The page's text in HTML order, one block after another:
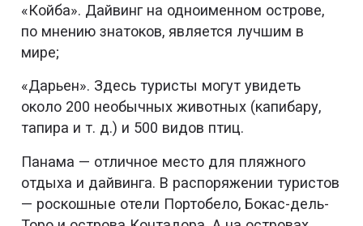
«Койба». Дайвинг на одноименном острове,
по мнению знатоков, является лучшим в
мире;
«Дарьен». Здесь туристы могут увидеть
около 200 необычных животных (капибару,
тапира и т. д.) и 500 видов птиц.
Панама — отличное место для пляжного
отдыха и дайвинга. В распоряжении туристов
— роскошные отели Портобело, Бокас-дель-